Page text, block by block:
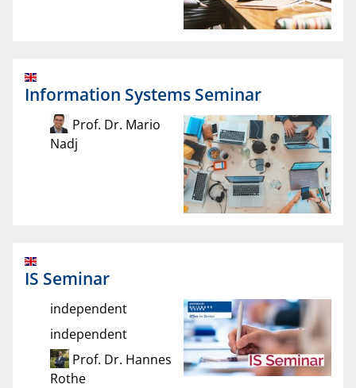
Information Systems Seminar
Prof. Dr. Mario
Nadj
IS Seminar
independent
independent
Prof. Dr. Hannes
Rothe